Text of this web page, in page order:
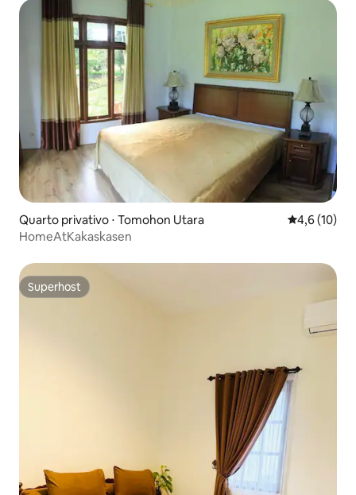
Quarto privativo ⋅ Tomohon Utara 4,6 de uma
4,6 (10)
HomeAtKakaskasen
Superhost
Superhost